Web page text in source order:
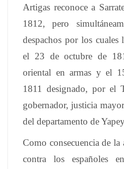
Artigas reconoce a
1812, pero
despachos por los cuales
el 23 de octubre de
oriental en armas y el
1811 designado, por el
gobernador, justicia
del departamento de
Como consecuencia de la
contra los españoles